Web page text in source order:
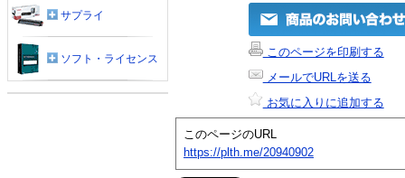
このページを印刷する
メールでURLを送る
お気に入りに追加する
このページのURL
https://plth.me/20940902
サプライ
ソフト・ライセンス